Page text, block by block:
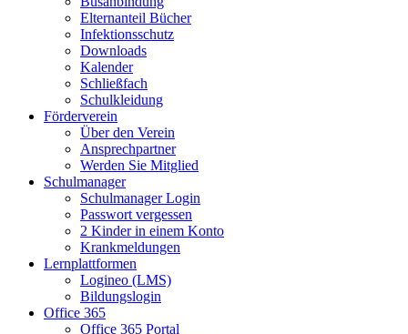
Elternanteil Bücher
Infektionsschutz
Downloads
Kalender
Schließfach
Schulkleidung
Förderverein
Über den Verein
Ansprechpartner
Werden Sie Mitglied
Schulmanager
Schulmanager Login
Passwort vergessen
2 Kinder in einem Konto
Krankmeldungen
Lernplattformen
Logineo (LMS)
Bildungslogin
Office 365
Office 365 Portal